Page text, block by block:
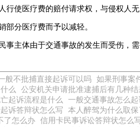
使医疗费的赔付请求权，与侵权人无
部分医疗费而予以减轻。
主体由于交通事故的发生而受伤，
般不批捕直接起诉可以吗 如果刑事案
么 公安机关申请批准逮捕后有几种结
起诉流程是什么 一般交通事故怎么起
诉答辩状怎么写 本人醉驾为什么取保
了怎么办 信用卡民事诉讼答辩状怎么